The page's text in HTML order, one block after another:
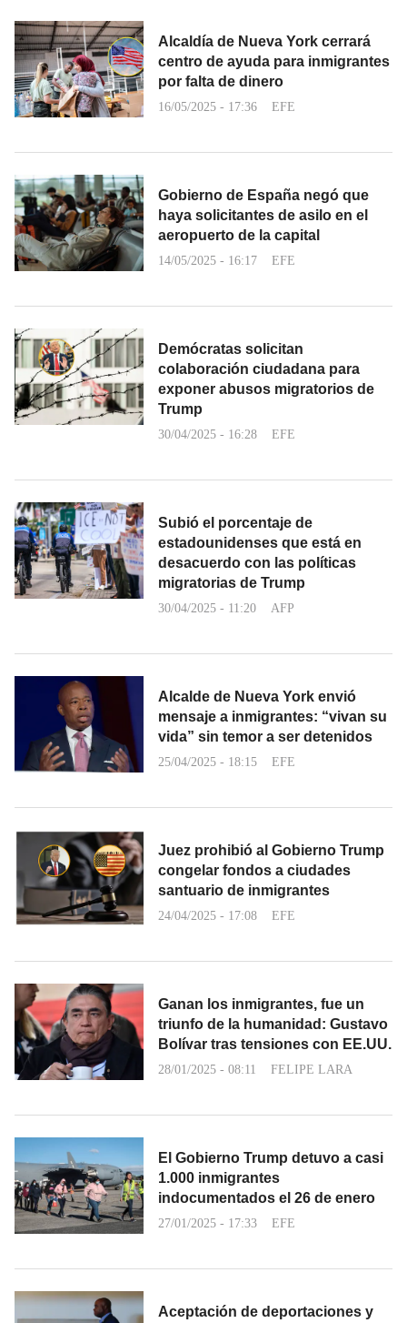
Alcaldía de Nueva York cerrará
centro de ayuda para inmigrantes
por falta de dinero
16/05/2025 - 17:36 EFE
Gobierno de España negó que
haya solicitantes de asilo en el
aeropuerto de la capital
14/05/2025 - 16:17 EFE
Demócratas solicitan
colaboración ciudadana para
exponer abusos migratorios de
Trump
30/04/2025 - 16:28 EFE
Subió el porcentaje de
estadounidenses que está en
desacuerdo con las políticas
migratorias de Trump
30/04/2025 - 11:20 AFP
Alcalde de Nueva York envió
mensaje a inmigrantes: “vivan su
vida” sin temor a ser detenidos
25/04/2025 - 18:15 EFE
Juez prohibió al Gobierno Trump
congelar fondos a ciudades
santuario de inmigrantes
24/04/2025 - 17:08 EFE
Ganan los inmigrantes, fue un
triunfo de la humanidad: Gustavo
Bolívar tras tensiones con EE.UU.
28/01/2025 - 08:11 FELIPE LARA
El Gobierno Trump detuvo a casi
1.000 inmigrantes
indocumentados el 26 de enero
27/01/2025 - 17:33 EFE
Aceptación de deportaciones y